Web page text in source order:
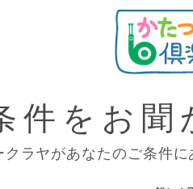
件を お聞
クラヤがあなたのご条件